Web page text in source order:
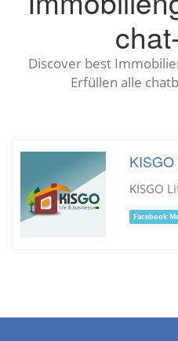
Discover best
Erfüllen alle
KISGO
Facebook